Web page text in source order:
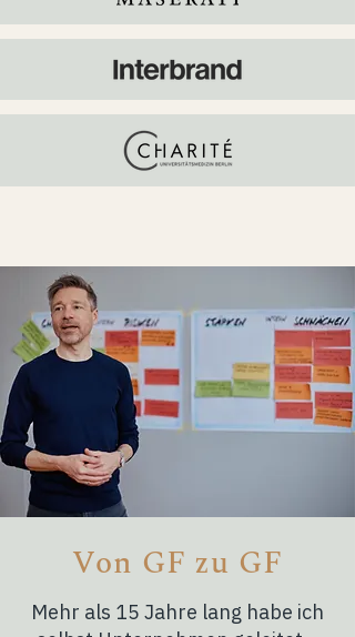
Von GF zu GF
Mehr als 15 Jahre lang habe ich